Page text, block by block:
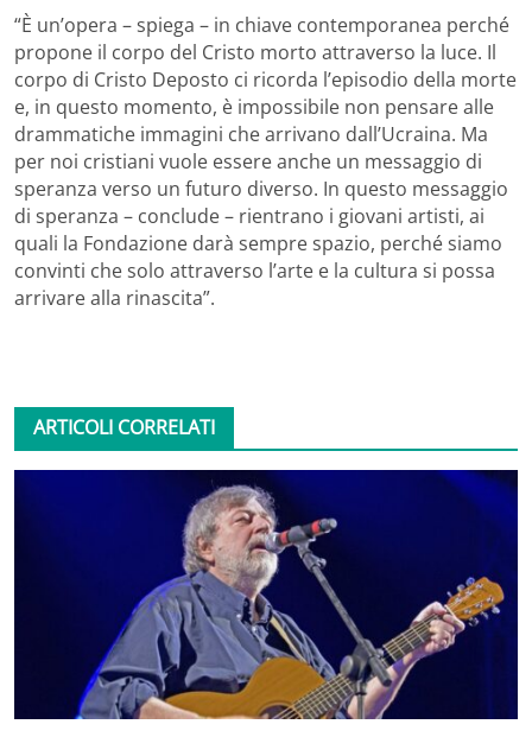
“È un’opera – spiega – in chiave contemporanea perché
propone il corpo del Cristo morto attraverso la luce. Il
corpo di Cristo Deposto ci ricorda l’episodio della morte
e, in questo momento, è impossibile non pensare alle
drammatiche immagini che arrivano dall’Ucraina. Ma
per noi cristiani vuole essere anche un messaggio di
speranza verso un futuro diverso. In questo messaggio
di speranza – conclude – rientrano i giovani artisti, ai
quali la Fondazione darà sempre spazio, perché siamo
convinti che solo attraverso l’arte e la cultura si possa
arrivare alla rinascita”.
ARTICOLI CORRELATI